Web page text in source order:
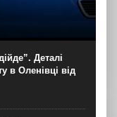
під час якого
про
Деталі
в Оленівці від